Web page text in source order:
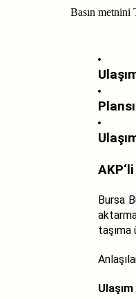
Basın metnini
Bursa
taşıma